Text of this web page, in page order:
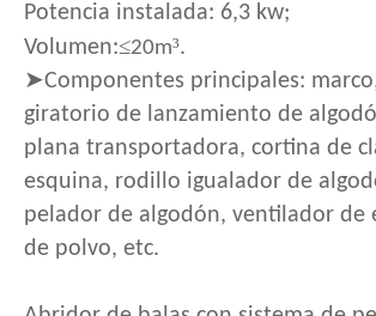
Potencia instalada: 6,3 kw;
Volumen:≤20m³.
➤Componentes principales:
giratorio de lanzamiento de
plana transportadora, cortina de
esquina, rodillo igualador de
pelador de algodón, ventilador de
de polvo, etc.